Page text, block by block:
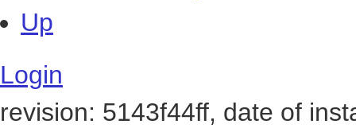
Up
Login
revision: 5143f44ff, date of